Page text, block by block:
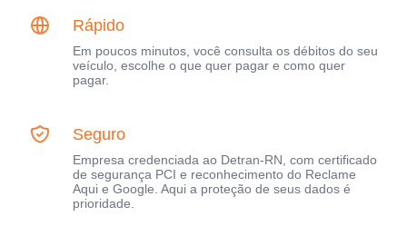
Rápido
Em poucos minutos, você consulta os débitos do seu
veículo, escolhe o que quer pagar e como quer
pagar.
Seguro
Empresa credenciada ao Detran-RN, com certificado
de segurança PCI e reconhecimento do Reclame
Aqui e Google. Aqui a proteção de seus dados é
prioridade.